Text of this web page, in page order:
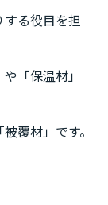
する役目を担
「保温材」
覆材」です。